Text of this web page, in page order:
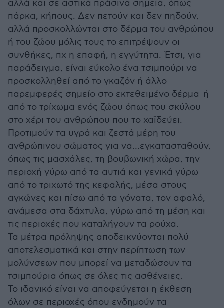
αλλά και σε αστικά πράσινα σημεία, όπως
πάρκα, κήπους. Δεν πετούν και δεν πηδούν,
αλλά προσκολλώνται στο δέρμα του ανθρώπου
ή του ζώου μόλις τους το επιτρέψουν οι
συνθήκες, πχ η επαφή, η εγγύτητα. Έτσι, για
παράδειγμα, είναι εύκολο ένα τσιμπούρι να
προσκολληθεί από το γκαζόν ή άλλο
παρεμφερές σημείο στο εκτεθειμένο δέρμα ή
από το τρίχωμα ενός ζώου όπως του σκύλου
στο χέρι του ανθρώπου που το χαϊδεύει.
Προτιμούν τα υγρά και ζεστά μέρη του
ανθρώπινου σώματος για να…εγκατασταθούν,
όπως τις μασχάλες, τη βουβωνική χώρα, την
περιοχή γύρω από τα αυτιά και γενικά γύρω
από το τριχωτό της κεφαλής, μέσα στους
αγκώνες και πίσω από τα γόνατα, τον αφαλό,
ανάμεσα στα δάχτυλα, γύρω από τη μέση και
τις περιοχές που καταλήγουν τα ρούχα.
Τα μέτρα πρόληψης αποδεικνύονται πολύ
αποτελεσματικά και στην περίπτωση των
μολύνσεων που μπορεί να μεταδώσουν τα
τσιμπούρια όπως σε όλες τις ασθένειες.
Το ιδανικό είναι να αποφεύγεται η έκθεση
όλων σε περιοχές όπου ενδημούν τα